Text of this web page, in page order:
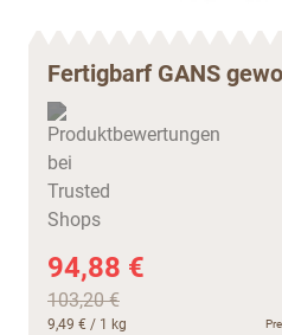
Fertigbarf GANS
94,88 €
103,20 €
9,49 € / 1 kg